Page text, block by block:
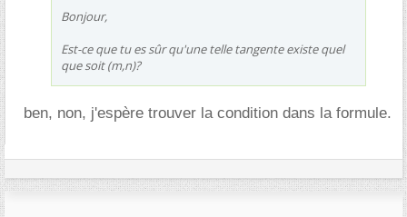
Bonjour,
Est-ce que tu es sûr qu'une telle tangente existe quel
que soit (m,n)?
ben, non, j'espère trouver la condition dans la formule.